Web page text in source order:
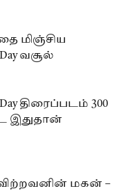
மிஞ்சிய
Day வசூல்
Day திரைப்படம் 300
இதுதான்
விற்றவனின் மகன் –